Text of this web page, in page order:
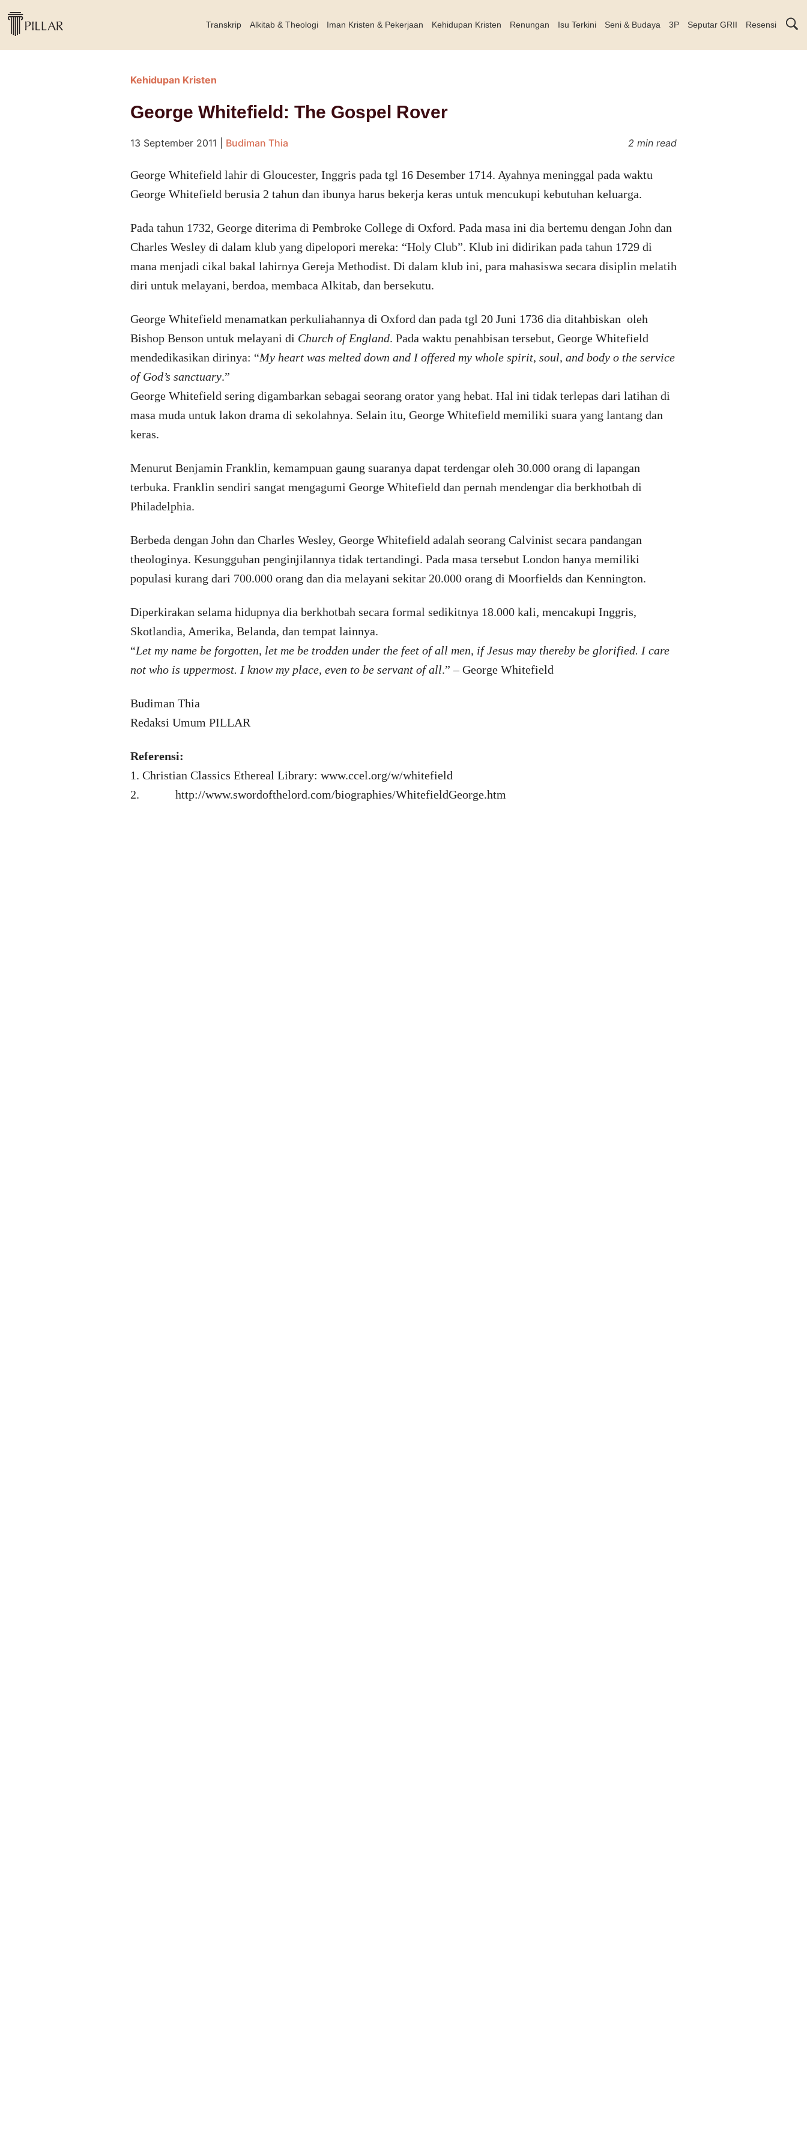
Transkrip Alkitab & Theologi Iman Kristen & Pekerjaan Kehidupan Kristen Renungan Isu Terkini Seni & Budaya 3P Seputar GRII Resensi
Kehidupan Kristen
George Whitefield: The Gospel Rover
13 September 2011 Budiman Thia 2 min read
George Whitefield lahir di Gloucester, Inggris pada tgl 16 Desember 1714. Ayahnya meninggal pada waktu
George Whitefield berusia 2 tahun dan ibunya harus bekerja keras untuk mencukupi kebutuhan keluarga.
Pada tahun 1732, George diterima di Pembroke College di Oxford. Pada masa ini dia bertemu dengan John dan
Charles Wesley di dalam klub yang dipelopori mereka: “Holy Club”. Klub ini didirikan pada tahun 1729 di
mana menjadi cikal bakal lahirnya Gereja Methodist. Di dalam klub ini, para mahasiswa secara disiplin melatih
diri untuk melayani, berdoa, membaca Alkitab, dan bersekutu.
George Whitefield menamatkan perkuliahannya di Oxford dan pada tgl 20 Juni 1736 dia ditahbiskan oleh
Bishop Benson untuk melayani di Church of England. Pada waktu penahbisan tersebut, George Whitefield
mendedikasikan dirinya: “My heart was melted down and I offered my whole spirit, soul, and body o the service
of God’s sanctuary.”
George Whitefield sering digambarkan sebagai seorang orator yang hebat. Hal ini tidak terlepas dari latihan di
masa muda untuk lakon drama di sekolahnya. Selain itu, George Whitefield memiliki suara yang lantang dan
keras.
Menurut Benjamin Franklin, kemampuan gaung suaranya dapat terdengar oleh 30.000 orang di lapangan
terbuka. Franklin sendiri sangat mengagumi George Whitefield dan pernah mendengar dia berkhotbah di
Philadelphia.
Berbeda dengan John dan Charles Wesley, George Whitefield adalah seorang Calvinist secara pandangan
theologinya. Kesungguhan penginjilannya tidak tertandingi. Pada masa tersebut London hanya memiliki
populasi kurang dari 700.000 orang dan dia melayani sekitar 20.000 orang di Moorfields dan Kennington.
Diperkirakan selama hidupnya dia berkhotbah secara formal sedikitnya 18.000 kali, mencakupi Inggris,
Skotlandia, Amerika, Belanda, dan tempat lainnya.
“Let my name be forgotten, let me be trodden under the feet of all men, if Jesus may thereby be glorified. I care
not who is uppermost. I know my place, even to be servant of all.” – George Whitefield
Budiman Thia
Redaksi Umum PILLAR
Referensi:
1. Christian Classics Ethereal Library: www.ccel.org/w/whitefield
2. http://www.swordofthelord.com/biographies/WhitefieldGeorge.htm